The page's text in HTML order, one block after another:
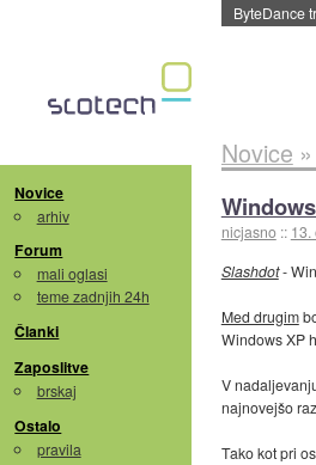
ByteDance
Novice
arhiv
Forum
mali oglasi
teme zadnjih 24h
Članki
Zaposlitve
brskaj
Ostalo
pravila
Novice »
nicjasno :: 13.
Slashdot-
Med drugim
Windows XP
V
najnovejšo
Tako kot pri